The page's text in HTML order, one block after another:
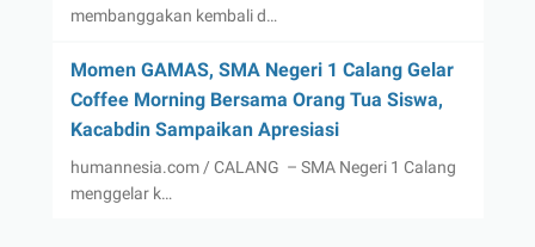
membanggakan kembali d…
Momen GAMAS, SMA Negeri 1 Calang Gelar
Coffee Morning Bersama Orang Tua Siswa,
Kacabdin Sampaikan Apresiasi
humannesia.com / CALANG – SMA Negeri 1 Calang
menggelar k…